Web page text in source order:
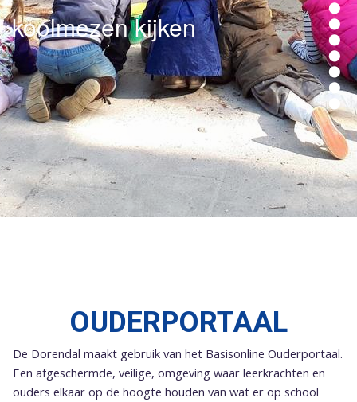
koolmezen kijken
OUDERPORTAAL
De Dorendal maakt gebruik van het Basisonline Ouderportaal.
Een afgeschermde, veilige, omgeving waar leerkrachten en
ouders elkaar op de hoogte houden van wat er op school